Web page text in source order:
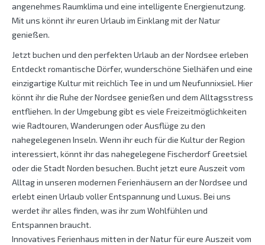
angenehmes Raumklima und eine intelligente Energienutzung.
Mit uns könnt ihr euren Urlaub im Einklang mit der Natur
genießen.
Jetzt buchen und den perfekten Urlaub an der Nordsee erleben
Entdeckt romantische Dörfer, wunderschöne Sielhäfen und eine
einzigartige Kultur mit reichlich Tee in und um Neufunnixsiel. Hier
könnt ihr die Ruhe der Nordsee genießen und dem Alltagsstress
entfliehen. In der Umgebung gibt es viele Freizeitmöglichkeiten
wie Radtouren, Wanderungen oder Ausflüge zu den
nahegelegenen Inseln. Wenn ihr euch für die Kultur der Region
interessiert, könnt ihr das nahegelegene Fischerdorf Greetsiel
oder die Stadt Norden besuchen. Bucht jetzt eure Auszeit vom
Alltag in unseren modernen Ferienhäusern an der Nordsee und
erlebt einen Urlaub voller Entspannung und Luxus. Bei uns
werdet ihr alles finden, was ihr zum Wohlfühlen und
Entspannen braucht.
Innovatives Ferienhaus mitten in der Natur für eure Auszeit vom